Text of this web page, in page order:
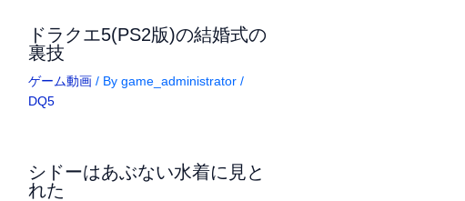
ドラクエ5(PS2版)の結婚式の
裏技
ゲーム動画 / By game_administrator /
DQ5
シドーはあぶない水着に見と
れた